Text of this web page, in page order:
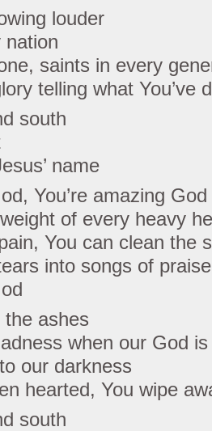
louder
nation
saints in every
telling what You’ve
south
name
You’re amazing God
of every heavy
You can clean the
into songs of praise
ashes
when our God
our darkness
hearted, You wipe
south